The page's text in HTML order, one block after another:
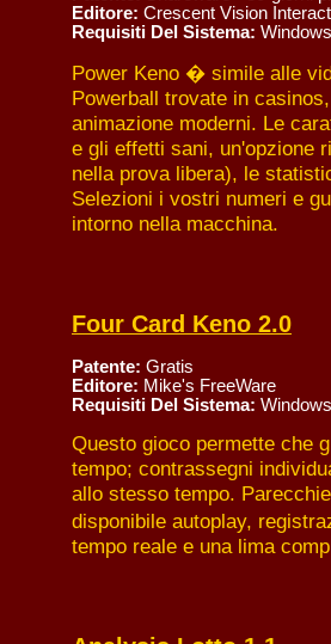
Editore: Crescent Vision
Requisiti Del Sistema:
Power Keno � simile alle
Powerball trovate in
animazione moderni. Le
e gli effetti sani, un'opzione
nella prova libera), le
Selezioni i vostri numeri e
intorno nella macchina.
Four Card Keno 2.0
Patente: Gratis
Editore: Mike's FreeWare
Requisiti Del Sistema:
Questo gioco permette che
tempo; contrassegni
allo stesso tempo.
disponibile autoplay,
tempo reale e una lima